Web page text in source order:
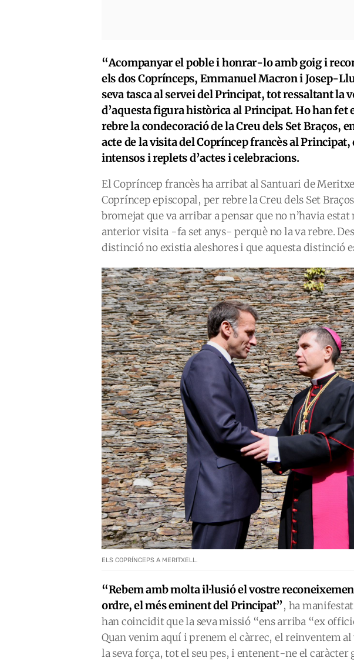
“Acompanyar el poble i honrar-lo amb goig i
els dos Coprínceps, Emmanuel Macron i Josep-
seva tasca al servei del Principat, tot ressaltant la
d’aquesta figura històrica al Principat. Ho han fet
rebre la condecoració de la Creu dels Set Braços,
acte de la visita del Copríncep francès al Principat,
intensos i replets d’actes i celebracions.
El Copríncep francès ha arribat al Santuari de
Copríncep episcopal, per rebre la Creu dels Set
bromejat que va arribar a pensar que no n’havia
anterior visita -fa set anys- perquè no la va rebre.
distinció no existia aleshores i que aquesta distinció
ELS COPRÍNCEPS A MERITXELL.
“Rebem amb molta il·lusió el vostre
ordre, el més eminent del Principat”, ha
han coincidit que la seva missió “ens arriba “ex
Quan venim aquí i prenem el càrrec, el reinventem
la seva força, tot el seu pes, i entenent-ne el